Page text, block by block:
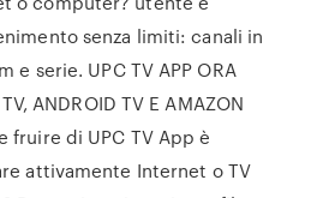
senza limiti: canali in
e serie. UPC TV APP ORA
ANDROID TV E AMAZON
fruire di UPC TV App è
attivamente Internet o TV